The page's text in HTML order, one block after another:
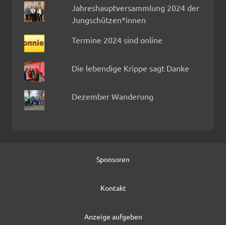
Jahreshauptversammlung 2024 der
Jungschützen*innen
Termine 2024 sind online
Die lebendige Krippe sagt Danke
Dezember Wanderung
Sponsoren
Kontakt
Anzeige aufgeben